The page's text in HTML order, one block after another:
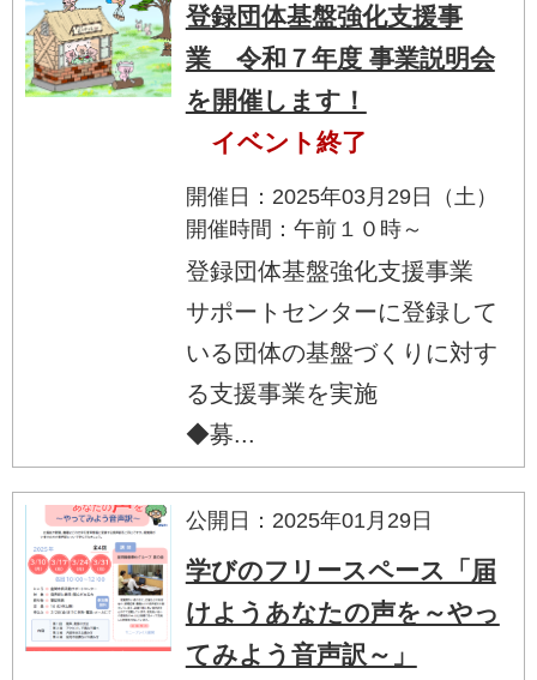
登録団体基盤強化支援事
業 令和７年度 事業説明会
を開催します！
イベント終了
開催日：2025年03月29日（土）
開催時間：午前１０時～
登録団体基盤強化支援事業
サポートセンターに登録して
いる団体の基盤づくりに対す
る支援事業を実施
◆募...
公開日：2025年01月29日
学びのフリースペース「届
けようあなたの声を～やっ
てみよう音声訳～」